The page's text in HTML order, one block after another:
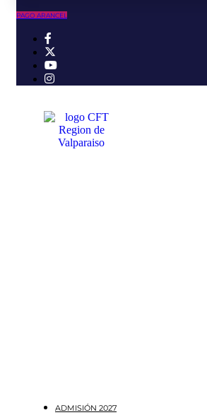
PAGO ARANCEL
ADMISIÓN 2027